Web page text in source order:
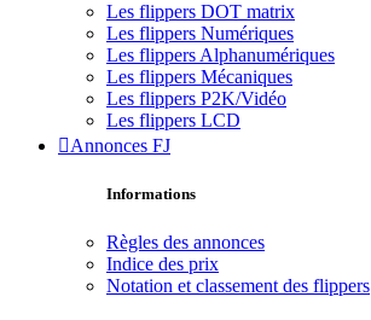
Les flippers DOT matrix
Les flippers Numériques
Les flippers Alphanumériques
Les flippers Mécaniques
Les flippers P2K/Vidéo
Les flippers LCD
Annonces FJ
Informations
Règles des annonces
Indice des prix
Notation et classement des flippers